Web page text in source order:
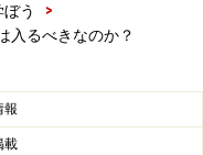
う
>
入るべきなのか？
報
載